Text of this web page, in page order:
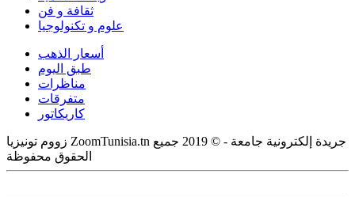
ثقافة و فن
علوم و تكنولوجيا
أسعار الذهب
طبق اليوم
مناظرات
متفرقات
كاريكاتور
زووم تونيزيا ZoomTunisia.tn جريدة إلكترونية جامعة - © 2019 جميع
الحقوق محفوظة